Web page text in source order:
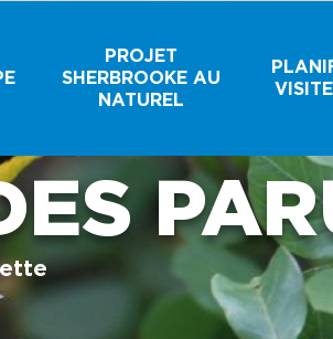
PROJET
SHERBROOKE AU
NATUREL
TARIFS